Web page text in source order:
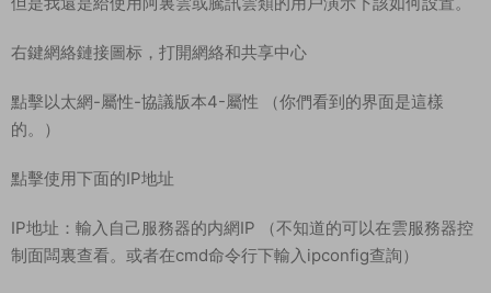
右鍵網絡鏈接圖标，打開網絡和共享中心
點擊以太網-屬性-協議版本4-屬性 （你們看到的界面是這樣
的。）
點擊使用下面的IP地址
IP地址：輸入自己服務器的内網IP （不知道的可以在雲服務器控
制面闆裏查看。或者在cmd命令行下輸入ipconfig查詢）